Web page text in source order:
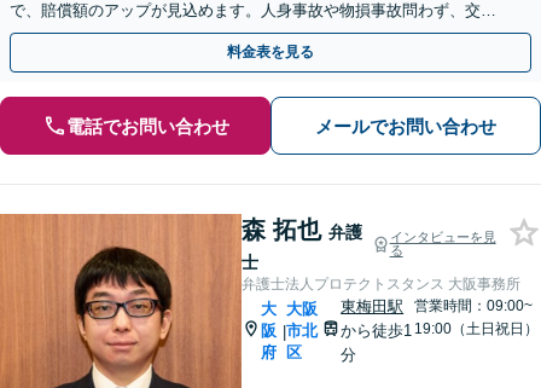
で、賠償額のアップが見込めます。人身事故や物損事故問わず、交通
事故でお困りの方は、まずご相談ください。
料金表を見る
電話でお問い合わせ メールでお問い合わせ
森 拓也 弁護
士
インタビューを見
る
弁護士法人プロテクトスタンス 大阪事務所
大
阪
府
|
大阪
市北
区
東梅田駅
から徒歩1
分
営業時間：09:00~
19:00（土日祝日）